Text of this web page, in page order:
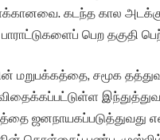
கடந்த கால
பெற தகுதி
மறுபக்கத்தை, சமூக
ஜனநாயகப்படுத்துவது